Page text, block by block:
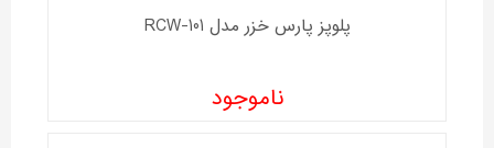
پلوپز پارس خزر مدل RCW-101
ناموجود